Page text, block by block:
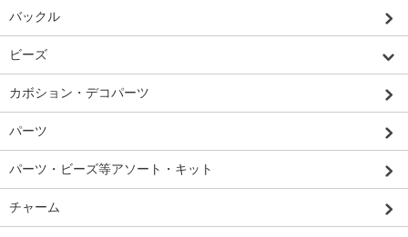
バックル
ビーズ
カボション・デコパーツ
パーツ
パーツ・ビーズ等アソート・キット
チャーム